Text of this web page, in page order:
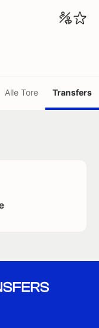
Alle Tore Transfers